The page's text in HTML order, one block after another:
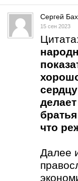
Сергей
15 сен 2023
что
Далее